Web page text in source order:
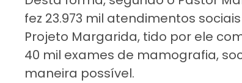
fez 23.973 mil atendimentos
Projeto Margarida, tido por ele
40 mil exames de mamografia,
maneira possível.